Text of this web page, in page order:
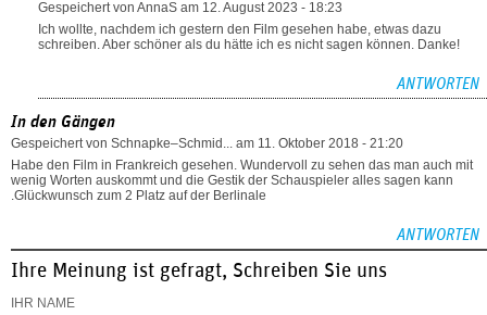
Gespeichert von AnnaS am 12. August 2023 - 18:23
Ich wollte, nachdem ich gestern den Film gesehen habe, etwas dazu
schreiben. Aber schöner als du hätte ich es nicht sagen können. Danke!
ANTWORTEN
In den Gängen
Gespeichert von Schnapke–Schmid... am 11. Oktober 2018 - 21:20
Habe den Film in Frankreich gesehen. Wundervoll zu sehen das man auch mit
wenig Worten auskommt und die Gestik der Schauspieler alles sagen kann
.Glückwunsch zum 2 Platz auf der Berlinale
ANTWORTEN
Ihre Meinung ist gefragt, Schreiben Sie uns
IHR NAME